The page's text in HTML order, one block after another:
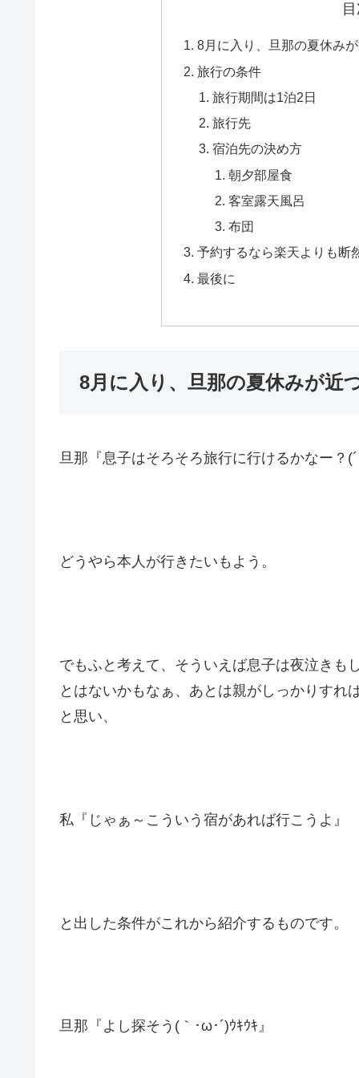
8月に入り、旦那の夏休み
旅行の条件
旅行期間は1泊2日
旅行先
宿泊先の決め方
朝夕部屋食
客室露天風呂
布団
予約するなら楽天よりも断
最後に
8月に入り、旦那の夏休みが近
旦那『息子はそろそろ旅行に行けるかなー？
どうやら本人が行きたいもよう。
でもふと考えて、そういえば息子は夜泣きも
とはないかもなぁ、あとは親がしっかりすれ
と思い、
私『じゃぁ～こういう宿があれば行こうよ』
と出した条件がこれから紹介するものです。
旦那『よし探そう(｀･ω･´)ｳｷｳｷ』